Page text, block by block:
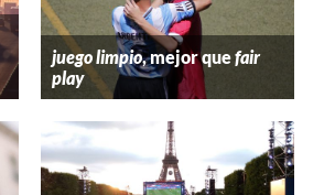
juego limpio, mejor quefair
play